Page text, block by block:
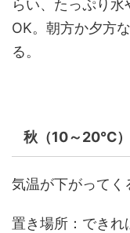
らい、たっぷり
OK。朝方か夕方
る。
秋（10～20℃）
気温が下がってく
置き場所：できれ